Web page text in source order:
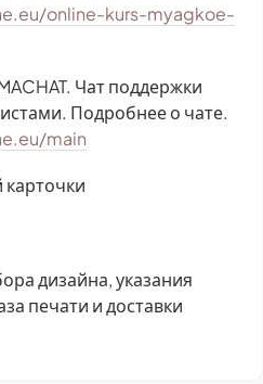
online-kurs-myagkoe-
Чат поддержки
Подробнее о чате.
main
дизайна, указания
печати и доставки